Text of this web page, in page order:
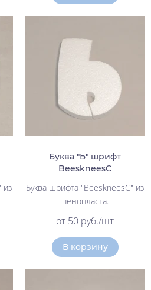
из
Буква "Ь" шрифт
BeeskneesC
Буква шрифта "BeeskneesC" из
пенопласта.
от 50 руб./шт
В корзину